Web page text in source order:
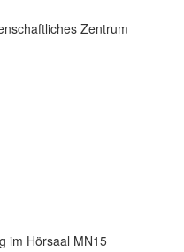
Zentrum
im Hörsaal MN15